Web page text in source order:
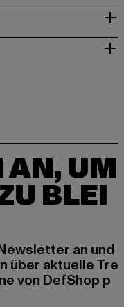
AN, UM
BLEI
an und
über aktuelle Tre
von DefShop p